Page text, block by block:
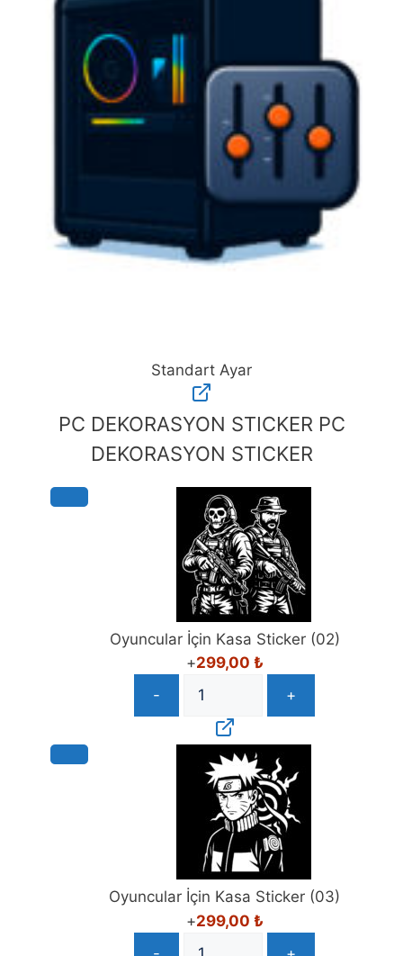
Standart Ayar
PC DEKORASYON STICKER PC
DEKORASYON STICKER
Oyuncular İçin Kasa Sticker (02)
+299,00 ₺
-
+
Oyuncular İçin Kasa Sticker (03)
+299,00 ₺